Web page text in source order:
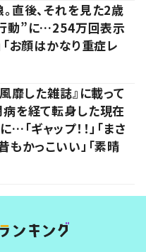
直後、それを見た2歳
動”に…254万回表示
「お顔はかなり重症レ
靡した雑誌』に載って
病を経て転身した現在
「ギャップ！！」「まさ
もかっこいい」「素晴